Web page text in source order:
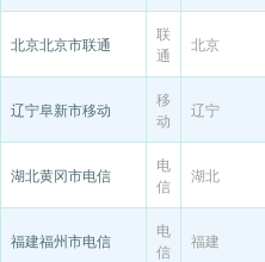
北京北京市联通
联
通
北京
辽宁阜新市移动
移
动
辽宁
湖北黄冈市电信
电
信
湖北
福建福州市电信
电
信
福建